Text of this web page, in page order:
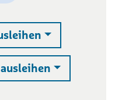
Auswahlliste